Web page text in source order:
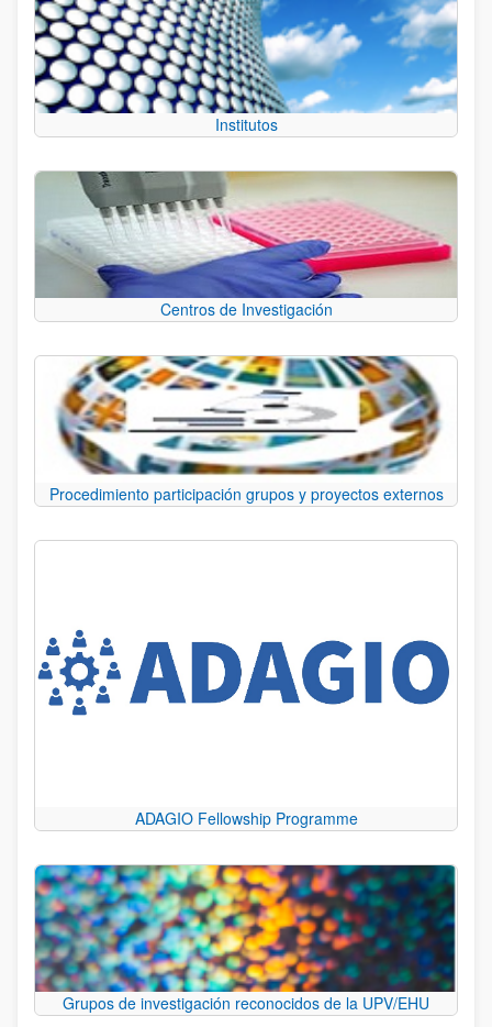
Institutos
Centros de Investigación
Procedimiento participación grupos y proyectos externos
ADAGIO Fellowship Programme
Grupos de investigación reconocidos de la UPV/EHU